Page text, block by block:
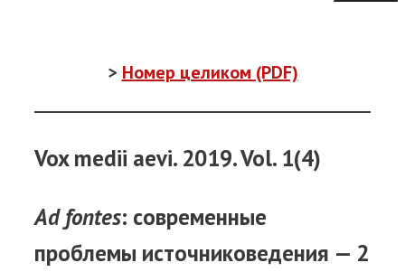
> Hомер целиком (PDF)
Vox medii aevi. 2019. Vol. 1(4)
Ad fontes: современные
проблемы источниковедения — 2